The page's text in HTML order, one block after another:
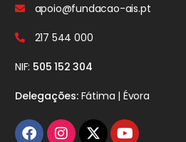
apoio@fundacao-ais.pt
217 544 000
NIF: 505 152 304
Delegações:Fátima | Évora